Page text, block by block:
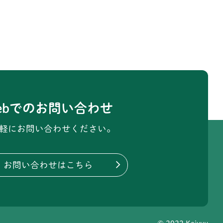
でのお問い合わせ
にお問い合わせください。
お問い合わせはこちら